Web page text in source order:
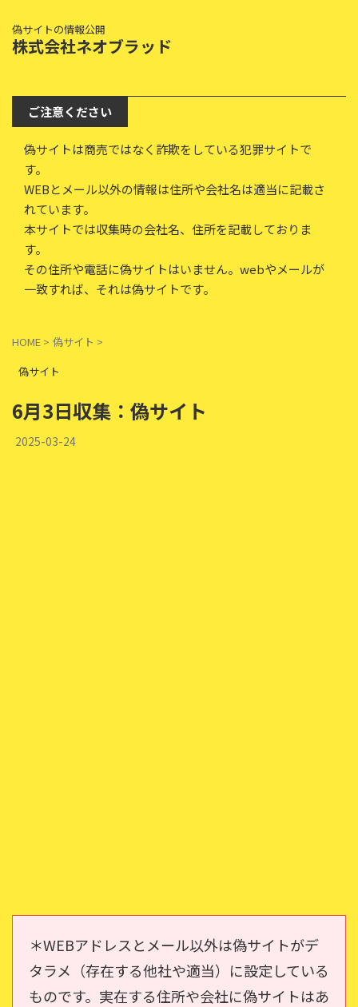
偽サイトの情報公開
株式会社ネオブラッド
ご注意ください
偽サイトは商売ではなく詐欺をしている犯罪サイトで
す。
WEBとメール以外の情報は住所や会社名は適当に記載さ
れています。
本サイトでは収集時の会社名、住所を記載しておりま
す。
その住所や電話に偽サイトはいません。webやメールが
一致すれば、それは偽サイトです。
HOME > 偽サイト >
偽サイト
6月3日収集：偽サイト
2025-03-24
＊WEBアドレスとメール以外は偽サイトがデ
タラメ（存在する他社や適当）に設定している
ものです。実在する住所や会社に偽サイトはあ